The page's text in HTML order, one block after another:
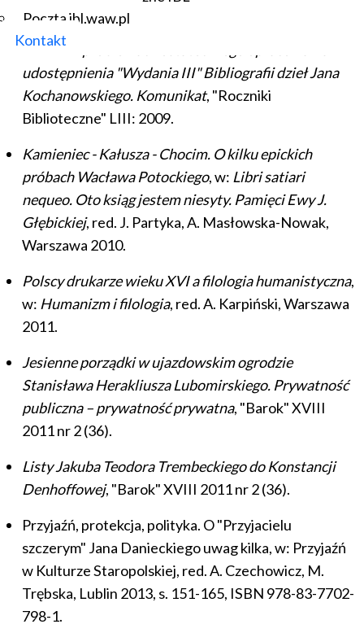
Poczta ibl.waw.pl
Kontakt
XXXVII-XXXVIII, Warszawa 2006.
trudnych problemach ostatecznego opracowania i
udostępnienia "Wydania III" Bibliografii dzieł Jana
Kochanowskiego. Komunikat, "Roczniki
Biblioteczne" LIII: 2009.
Kamieniec - Kałusza - Chocim. O kilku epickich
próbach Wacława Potockiego, w: Libri satiari
nequeo. Oto ksiąg jestem niesyty. Pamięci Ewy J.
Głębickiej, red. J. Partyka, A. Masłowska-Nowak,
Warszawa 2010.
Polscy drukarze wieku XVI a filologia humanistyczna,
w: Humanizm i filologia, red. A. Karpiński, Warszawa
2011.
Jesienne porządki w ujazdowskim ogrodzie
Stanisława Herakliusza Lubomirskiego. Prywatność
publiczna – prywatność prywatna, "Barok" XVIII
2011 nr 2 (36).
Listy Jakuba Teodora Trembeckiego do Konstancji
Denhoffowej, "Barok" XVIII 2011 nr 2 (36).
Przyjaźń, protekcja, polityka. O "Przyjacielu
szczerym" Jana Danieckiego uwag kilka, w: Przyjaźń
w Kulturze Staropolskiej, red. A. Czechowicz, M.
Trębska, Lublin 2013, s. 151-165, ISBN 978-83-7702-
798-1.